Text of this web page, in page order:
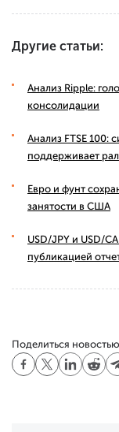
Другие статьи:
Анализ Ripple:
консолидации
Анализ FTSE 100:
поддерживает
Евро и фунт
занятости в США
USD/JPY и USD/
публикацией
Поделиться новостью